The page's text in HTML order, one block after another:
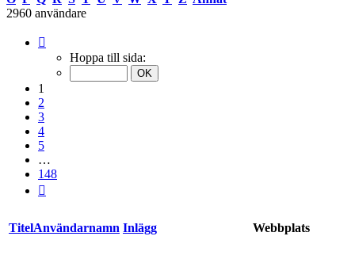
2960 användare
Hoppa till sida:
1
2
3
4
5
…
148
TitelAnvändarnamn Inlägg Webbplats